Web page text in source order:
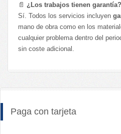
📄 ¿Los trabajos tienen garantía?
Sí. Todos los servicios incluyen
mano de obra como en los
cualquier problema dentro del
sin coste adicional.
Paga con tarjeta